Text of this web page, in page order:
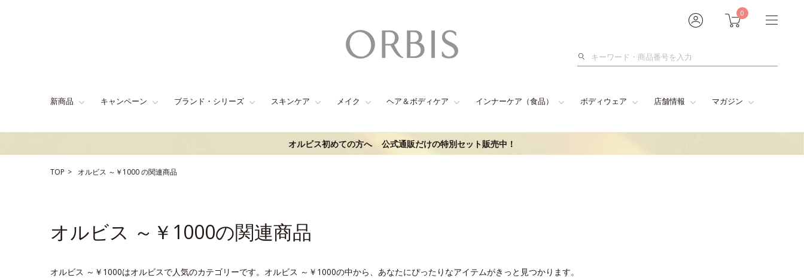
0
検
新商品 キャンペーン ブランド・シリーズ スキンケア メイク ヘア＆ボディケア インナーケア（食品） ボディウェア 店舗情報 マガジン
オルビス初めての方へ 公式通販だけの特別セット販売中！
TOP オルビス ～￥1000の関連商品
オルビス ～￥1000の関連商品
オルビス ～￥1000はオルビスで人気のカテゴリーです。オルビス ～￥1000の中から、あなたにぴったりなアイテムがきっと見つかります。